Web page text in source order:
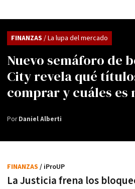
Nuevo semáforo de
City revela qué
comprar y cuáles
FINANZAS / La lupa del mercado
PorDaniel Alberti
La Justicia frena los
FINANZAS / iProUP